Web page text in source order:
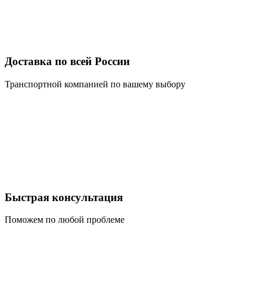
Доставка по всей России
Транспортной компанией по вашему выбору
Быстрая консультация
Поможем по любой проблеме